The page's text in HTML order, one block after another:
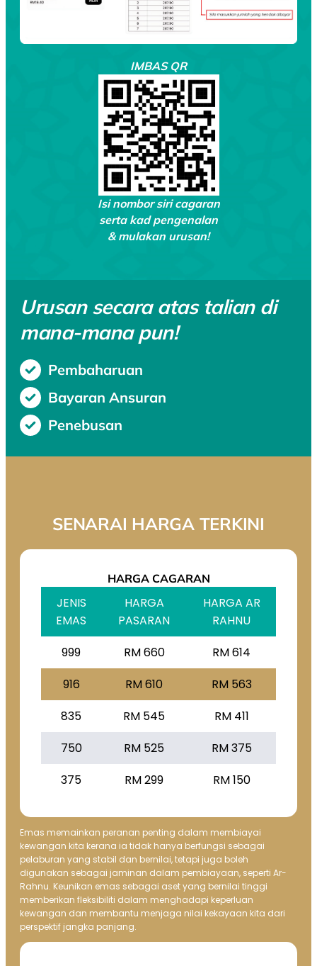
IMBAS QR
Isi nombor siri cagaran
serta kad pengenalan
& mulakan urusan!
Urusan secara atas talian di
mana-mana pun!
Pembaharuan
Bayaran Ansuran
Penebusan
SENARAI HARGA TERKINI
HARGA CAGARAN
JENIS
EMAS
HARGA
PASARAN
HARGA AR
RAHNU
999
RM 660
RM 614
916
RM 610
RM 563
835
RM 545
RM 411
750
RM 525
RM 375
375
RM 299 RM 150
Emas memainkan peranan penting dalam membiayai
kewangan kita kerana ia tidak hanya berfungsi sebagai
pelaburan yang stabil dan bernilai, tetapi juga boleh
digunakan sebagai jaminan dalam pembiayaan, seperti Ar-
Rahnu. Keunikan emas sebagai aset yang bernilai tinggi
memberikan fleksibiliti dalam menghadapi keperluan
kewangan dan membantu menjaga nilai kekayaan kita dari
perspektif jangka panjang.